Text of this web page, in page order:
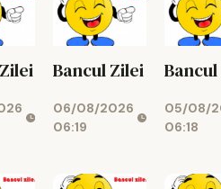
Bancul Zilei
06/08/2026
06:19
05/08/
06:18